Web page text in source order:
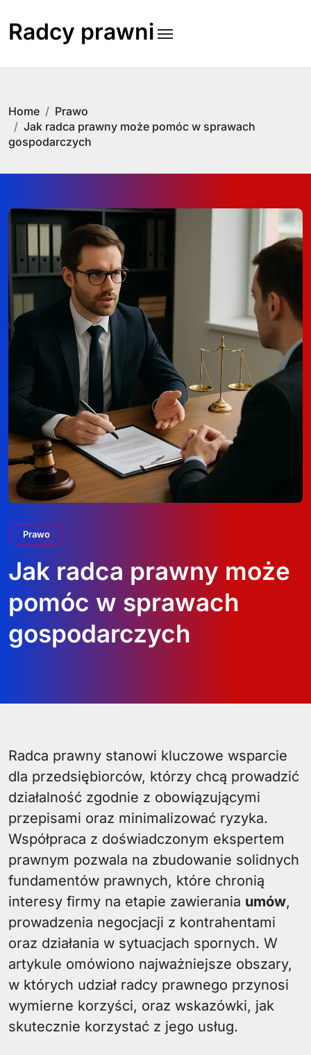
content
Radcy prawni
Home
Prawo
Jak radca prawny może pomóc w sprawach
gospodarczych
Prawo
Jak radca prawny może
pomóc w sprawach
gospodarczych
Radca prawny stanowi kluczowe wsparcie
dla przedsiębiorców, którzy chcą prowadzić
działalność zgodnie z obowiązującymi
przepisami oraz minimalizować ryzyka.
Współpraca z doświadczonym ekspertem
prawnym pozwala na zbudowanie solidnych
fundamentów prawnych, które chronią
interesy firmy na etapie zawierania umów,
prowadzenia negocjacji z kontrahentami
oraz działania w sytuacjach spornych. W
artykule omówiono najważniejsze obszary,
w których udział radcy prawnego przynosi
wymierne korzyści, oraz wskazówki, jak
skutecznie korzystać z jego usług.